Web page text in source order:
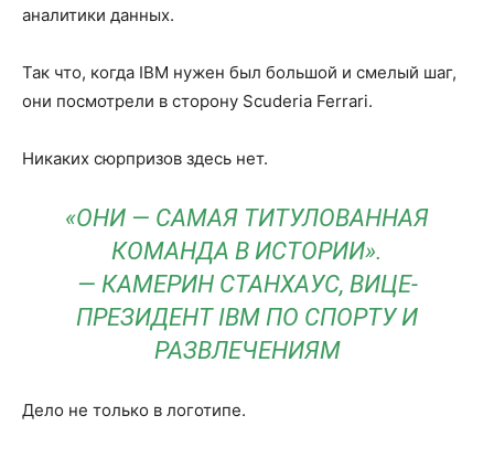
аналитики данных.
Так что, когда IBM нужен был большой и смелый шаг,
они посмотрели в сторону Scuderia Ferrari.
Никаких сюрпризов здесь нет.
«ОНИ — САМАЯ ТИТУЛОВАННАЯ
КОМАНДА В ИСТОРИИ».
— КАМЕРИН СТАНХАУС, ВИЦЕ-
ПРЕЗИДЕНТ IBM ПО СПОРТУ И
РАЗВЛЕЧЕНИЯМ
Дело не только в логотипе.